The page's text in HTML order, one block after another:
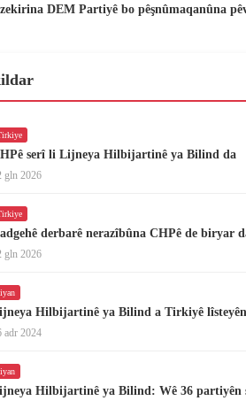
DEM Partiyê bo pêşnûmaqanûna
serî li Lijneya Hilbijartinê ya Bilind da
gln 2026
derbarê nerazîbûna CHPê de biryar
gln 2026
Hilbijartinê ya Bilind a Tirkiyê
adr 2024
Hilbijartinê ya Bilind: Wê 36 partiyên